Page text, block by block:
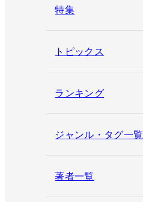
特集
トピックス
ランキング
ジャンル・タグ一覧
著者一覧